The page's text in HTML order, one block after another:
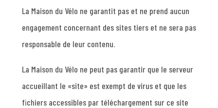
La Maison du Vélo ne garantit pas et ne prend aucun
engagement concernant des sites tiers et ne sera pas
responsable de leur contenu.
La Maison du Vélo ne peut pas garantir que le serveur
accueillant le «site» est exempt de virus et que les
fichiers accessibles par téléchargement sur ce site